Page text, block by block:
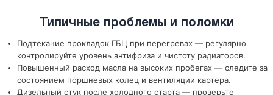
Типичные проблемы и поломки
Подтекание прокладок ГБЦ при перегревах — регулярно
контролируйте уровень антифриза и чистоту радиаторов.
Повышенный расход масла на высоких пробегах — следите за
состоянием поршневых колец и вентиляции картера.
Дизельный стук после холодного старта — проверьте